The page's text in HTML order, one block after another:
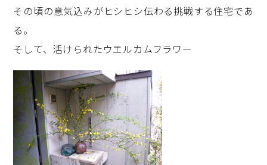
その頃の意気込みがヒシヒシ伝わる挑戦する住宅であ
る。
そして、活けられたウエルカムフラワー